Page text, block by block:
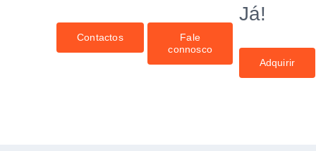
Contactos
Fale
connosco
Já!
Adquirir